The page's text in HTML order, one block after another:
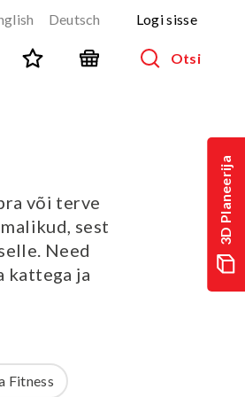
3D Planeerija
Deutsch Logi sisse
Otsi
väljakud
või terve
sest
Need
kattega ja
Fitness